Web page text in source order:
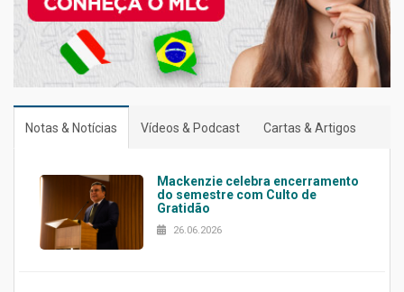
Notas & Notícias Vídeos & Podcast Cartas & Artigos
Mackenzie celebra encerramento
do semestre com Culto de
Gratidão
26.06.2026